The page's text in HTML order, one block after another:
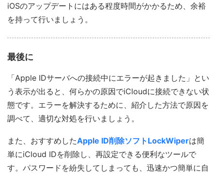
iOSのアップデートにはある程度時間がかかるため、余裕
を持って行いましょう。
最後に
「Apple IDサーバへの接続中にエラーが起きました」とい
う表示が出ると、何らかの原因でiCloudに接続できない状
態です。エラーを解決するために、紹介した方法で原因を
調べて、適切な対処を行いましょう。
また、おすすめしたApple ID削除ソフトLockWiperは簡
単にiCloud IDを削除し、再設定できる便利なツールで
す。パスワードを紛失してしまっても、迅速かつ簡単に自